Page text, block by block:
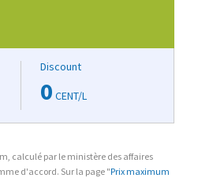
Discount
0 CENT/L
calculé par le ministère des affaires
d'accord. Sur la page "Prix maximum